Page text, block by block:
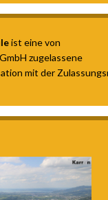
ist eine von
zugelassene
mit der